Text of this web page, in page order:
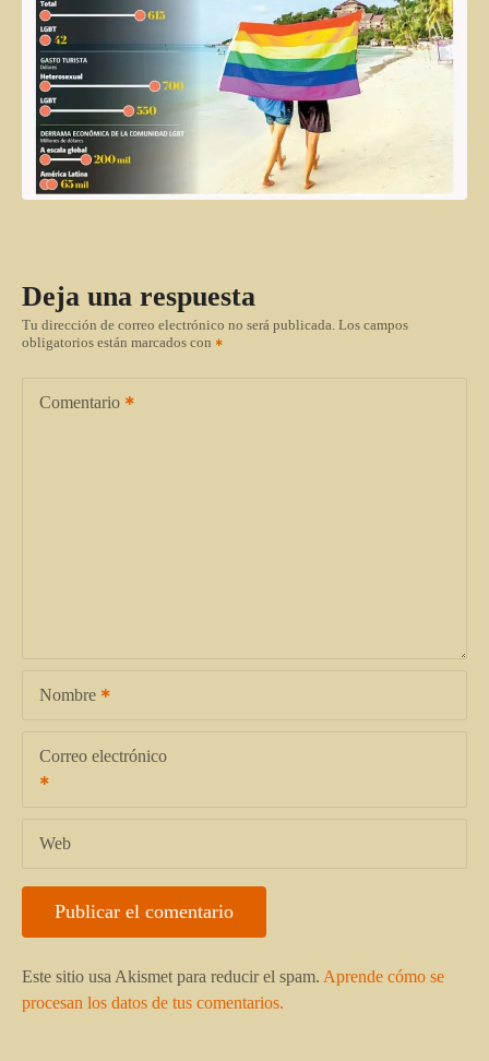
Deja una respuesta
Tu dirección de correo electrónico no será publicada. Los campos
obligatorios están marcados con
Comentario
Nombre
Correo electrónico
Web
Este sitio usa Akismet para reducir el spam. Aprende cómo se
procesan los datos de tus comentarios.